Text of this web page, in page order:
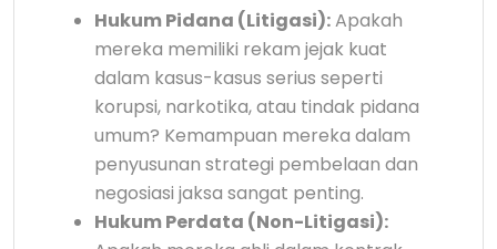
Hukum Pidana (Litigasi):Apakah
mereka memiliki rekam jejak kuat
dalam kasus-kasus serius seperti
korupsi, narkotika, atau tindak pidana
umum? Kemampuan mereka dalam
penyusunan strategi pembelaan dan
negosiasi jaksa sangat penting.
Hukum Perdata (Non-Litigasi):